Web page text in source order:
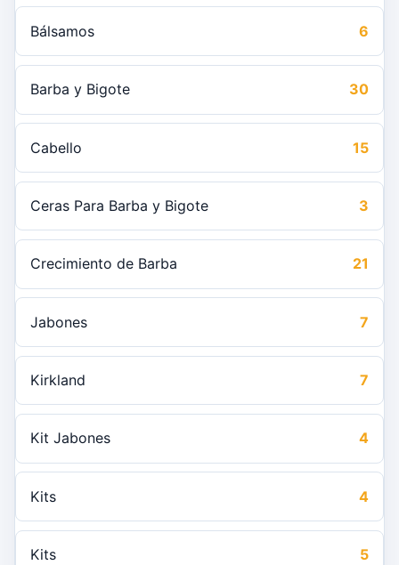
Bálsamos 6
Barba y Bigote 30
Cabello 15
Ceras Para Barba y Bigote 3
Crecimiento de Barba 21
Jabones 7
Kirkland 7
Kit Jabones 4
Kits 4
Kits 5